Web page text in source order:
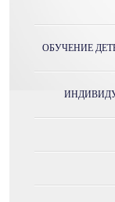
ОБУЧЕНИЕ